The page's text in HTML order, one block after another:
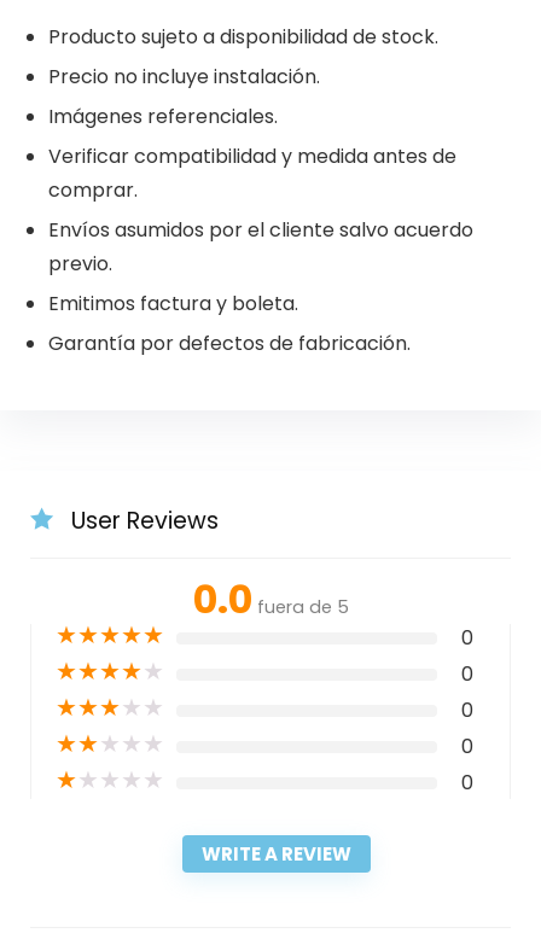
Producto sujeto a disponibilidad de stock.
Precio no incluye instalación.
Imágenes referenciales.
Verificar compatibilidad y medida antes de
comprar.
Envíos asumidos por el cliente salvo acuerdo
previo.
Emitimos factura y boleta.
Garantía por defectos de fabricación.
User Reviews
0.0 fuera de 5
★★★★★ 0
★★★★★ 0
★★★★★ 0
★★★★★ 0
★★★★★ 0
WRITE A REVIEW